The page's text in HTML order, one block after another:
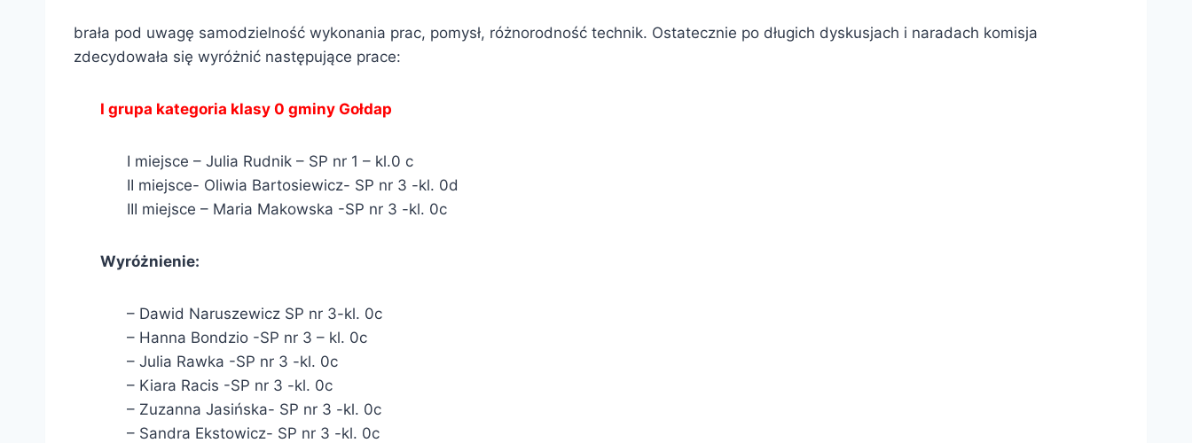
brała pod uwagę samodzielność wykonania prac, pomysł, różnorodność technik. Ostatecznie po długich dyskusjach i naradach komisja
zdecydowała się wyróżnić następujące prace:
I grupa kategoria klasy 0 gminy Gołdap
I miejsce – Julia Rudnik – SP nr 1 – kl.0 c
II miejsce- Oliwia Bartosiewicz- SP nr 3 -kl. 0d
III miejsce – Maria Makowska -SP nr 3 -kl. 0c
Wyróżnienie:
– Dawid Naruszewicz SP nr 3-kl. 0c
– Hanna Bondzio -SP nr 3 – kl. 0c
– Julia Rawka -SP nr 3 -kl. 0c
– Kiara Racis -SP nr 3 -kl. 0c
– Zuzanna Jasińska- SP nr 3 -kl. 0c
– Sandra Ekstowicz- SP nr 3 -kl. 0c